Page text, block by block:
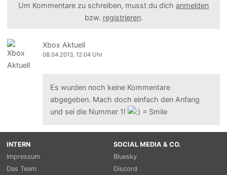
Um Kommentare zu schreiben, musst du dich anmelden
bzw. registrieren.
Xbox Aktuell
08.04.2013, 12:04 Uhr
Es wurden noch keine Kommentare
abgegeben. Mach doch einfach den Anfang
und sei die Nummer 1!
INTERN
Impressum
Das Team
SOCIAL MEDIA & CO.
Bluesky
Discord